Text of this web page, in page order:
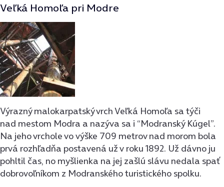
Veľká Homoľa pri Modre
Výrazný malokarpatský vrch Veľká Homoľa sa týči
nad mestom Modra a nazýva sa i “Modranský Kúgel”.
Na jeho vrchole vo výške 709 metrov nad morom bola
prvá rozhľadňa postavená už v roku 1892. Už dávno ju
pohltil čas, no myšlienka na jej zašlú slávu nedala spať
dobrovoľníkom z Modranského turistického spolku.